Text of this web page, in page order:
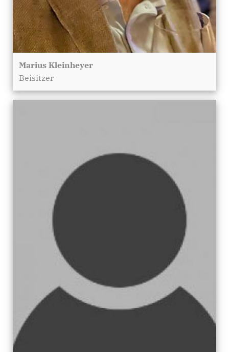
Marius Kleinheyer
Beisitzer